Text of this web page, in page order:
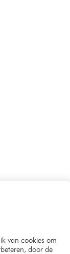
van cookies om
door de